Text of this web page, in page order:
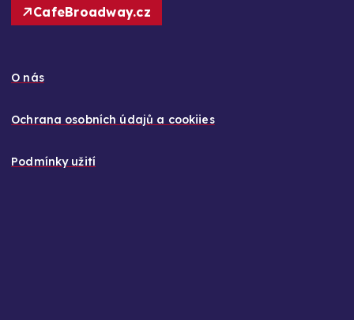
CafeBroadway.cz
O nás
Ochrana osobních údajů a cookiies
Podmínky užití